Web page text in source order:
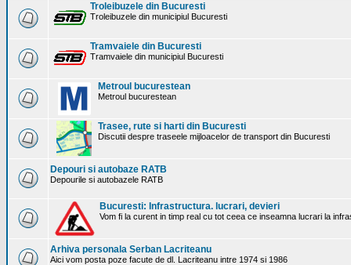
Troleibuzele din Bucuresti
Troleibuzele din municipiul Bucuresti
Tramvaiele din Bucuresti
Tramvaiele din municipiul Bucuresti
Metroul bucurestean
Metroul bucurestean
Trasee, rute si harti din Bucuresti
Discutii despre traseele mijloacelor de transport din Bucuresti
Depouri si autobaze RATB
Depourile si autobazele RATB
Bucuresti: Infrastructura. lucrari, devieri
Vom fi la curent in timp real cu tot ceea ce inseamna lucrari la
Arhiva personala Serban Lacriteanu
Aici vom posta poze facute de dl. Lacriteanu intre 1974 si 1986